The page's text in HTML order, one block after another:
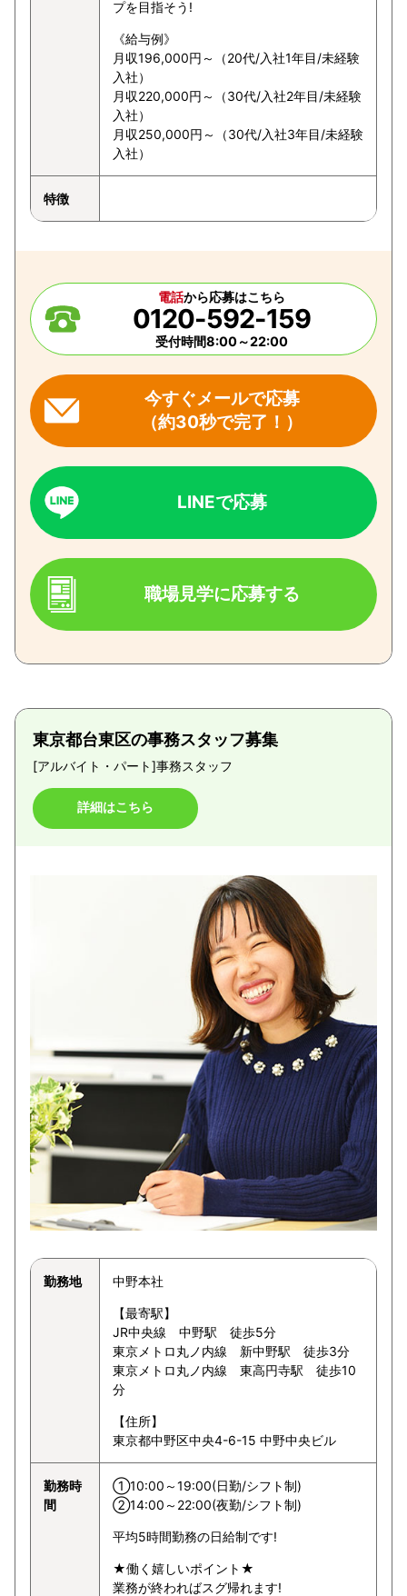
プを目指そう!
《給与例》
月収196,000円～（20代/入社1年目/未経験
入社）
月収220,000円～（30代/入社2年目/未経験
入社）
月収250,000円～（30代/入社3年目/未経験
入社）
特徴
電話から応募はこちら
0120-592-159
受付時間8:00～22:00
今すぐメールで応募
（約30秒で完了！）
LINEで応募
職場見学に応募する
東京都台東区の事務スタッフ募集
[アルバイト・パート]事務スタッフ
詳細はこちら
勤務地 中野本社
【最寄駅】
JR中央線 中野駅 徒歩5分
東京メトロ丸ノ内線 新中野駅 徒歩3分
東京メトロ丸ノ内線 東高円寺駅 徒歩10
分
【住所】
東京都中野区中央4-6-15 中野中央ビル
勤務時
間
①10:00～19:00(日勤/シフト制)
②14:00～22:00(夜勤/シフト制)
平均5時間勤務の日給制です!
★働く嬉しいポイント★
業務が終わればスグ帰れます!